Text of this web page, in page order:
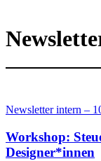
Newsletter intern –
Workshop:
Designer*innen